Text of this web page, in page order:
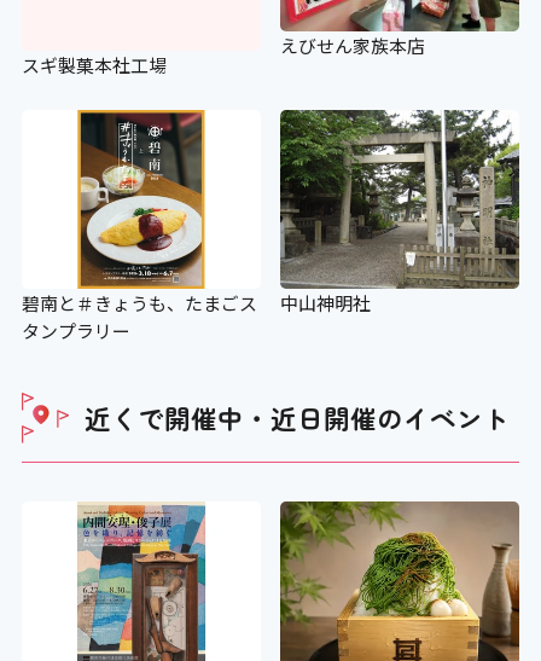
×
授乳コーナー
×
補助犬の入場可
×
補助犬用のトイレ
×
施設の点字案内
×
スギ製菓本社工場
えびせん家族本店
碧南と＃きょうも、たまごス
タンプラリー
中山神明社
近くで開催中・近日開催のイベント